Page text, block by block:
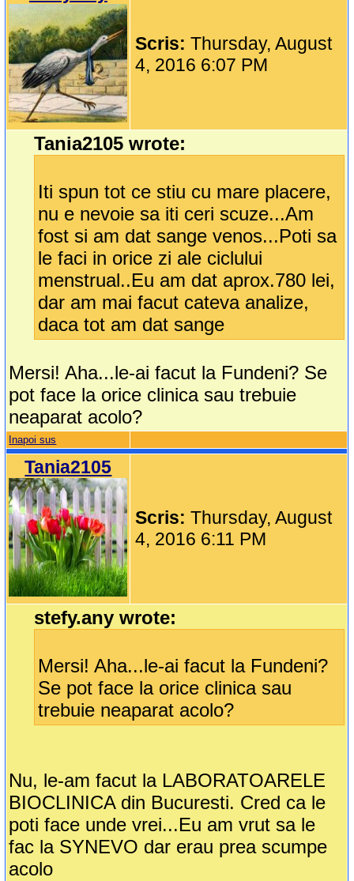
Scris:Thursday, August
4, 2016 6:07 PM
Tania2105 wrote:
Iti spun tot ce stiu cu mare placere,
nu e nevoie sa iti ceri scuze...Am
fost si am dat sange venos...Poti sa
le faci in orice zi ale ciclului
menstrual..Eu am dat aprox.780 lei,
dar am mai facut cateva analize,
daca tot am dat sange
Mersi! Aha...le-ai facut la Fundeni? Se
pot face la orice clinica sau trebuie
neaparat acolo?
Inapoi sus
Tania2105
Scris:Thursday, August
4, 2016 6:11 PM
stefy.any wrote:
Mersi! Aha...le-ai facut la Fundeni?
Se pot face la orice clinica sau
trebuie neaparat acolo?
Nu, le-am facut la LABORATOARELE
BIOCLINICA din Bucuresti. Cred ca le
poti face unde vrei...Eu am vrut sa le
fac la SYNEVO dar erau prea scumpe
acolo